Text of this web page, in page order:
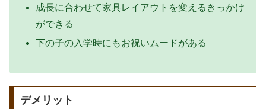
成長に合わせて家具レイアウトを変えるきっかけ
ができる
下の子の入学時にもお祝いムードがある
デメリット